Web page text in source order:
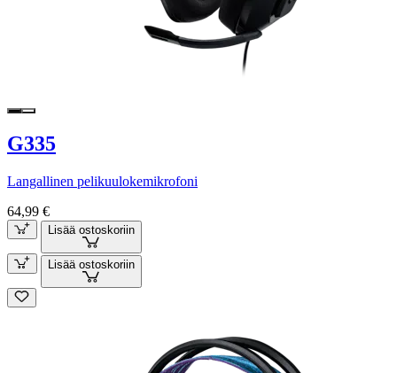
G335
Langallinen pelikuulokemikrofoni
64,99 €
Lisää ostoskoriin
Lisää ostoskoriin